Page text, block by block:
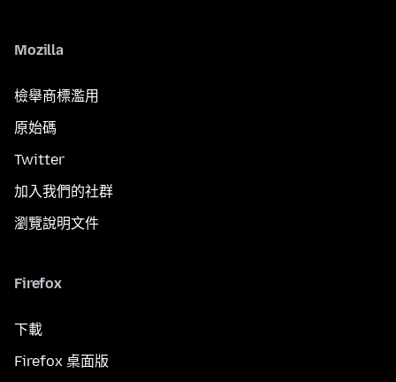
Mozilla
檢舉商標濫用
原始碼
Twitter
加入我們的社群
瀏覽說明文件
Firefox
下載
Firefox 桌面版